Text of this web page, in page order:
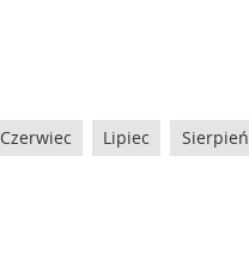
Czerwiec Lipiec Sierpień